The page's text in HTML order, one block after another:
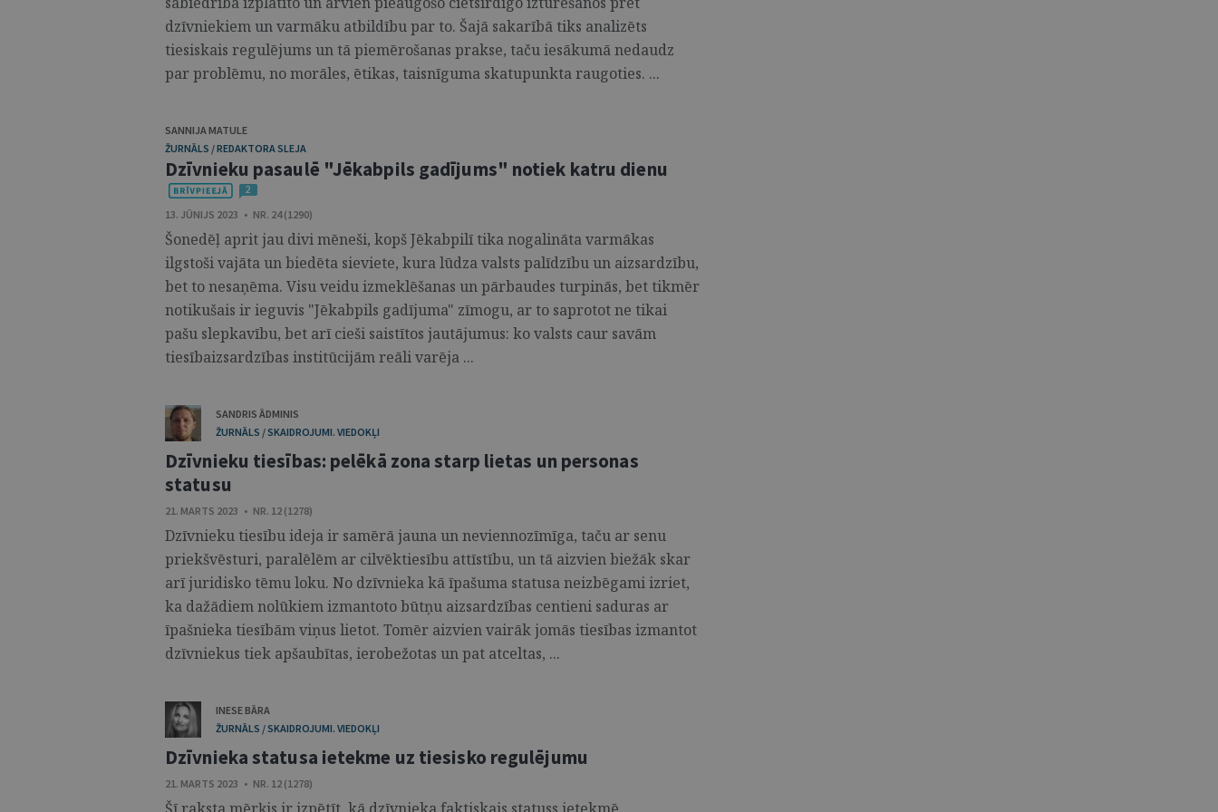
dzīvniekiem un varmāku atbildību par to. Šajā sakarībā tiks analizēts
tiesiskais regulējums un tā piemērošanas prakse, taču iesākumā nedaudz
par problēmu, no morāles, ētikas, taisnīguma skatupunkta raugoties. ...
SANNIJA MATULE
ŽURNĀLS / REDAKTORA SLEJA
Dzīvnieku pasaulē "Jēkabpils gadījums" notiek katru dienu
2
13. JŪNIJS 2023 • NR. 24 (1290)
Šonedēļ aprit jau divi mēneši, kopš Jēkabpilī tika nogalināta varmākas
ilgstoši vajāta un biedēta sieviete, kura lūdza valsts palīdzību un aizsardzību,
bet to nesaņēma. Visu veidu izmeklēšanas un pārbaudes turpinās, bet tikmēr
notikušais ir ieguvis "Jēkabpils gadījuma" zīmogu, ar to saprotot ne tikai
pašu slepkavību, bet arī cieši saistītos jautājumus: ko valsts caur savām
tiesībaizsardzības institūcijām reāli varēja ...
SANDRIS ĀDMINIS
ŽURNĀLS / SKAIDROJUMI. VIEDOKĻI
Dzīvnieku tiesības: pelēkā zona starp lietas un personas
statusu
21. MARTS 2023 • NR. 12 (1278)
Dzīvnieku tiesību ideja ir samērā jauna un neviennozīmīga, taču ar senu
priekšvēsturi, paralēlēm ar cilvēktiesību attīstību, un tā aizvien biežāk skar
arī juridisko tēmu loku. No dzīvnieka kā īpašuma statusa neizbēgami izriet,
ka dažādiem nolūkiem izmantoto būtņu aizsardzības centieni saduras ar
īpašnieka tiesībām viņus lietot. Tomēr aizvien vairāk jomās tiesības izmantot
dzīvniekus tiek apšaubītas, ierobežotas un pat atceltas, ...
INESE BĀRA
ŽURNĀLS / SKAIDROJUMI. VIEDOKĻI
Dzīvnieka statusa ietekme uz tiesisko regulējumu
21. MARTS 2023 • NR. 12 (1278)